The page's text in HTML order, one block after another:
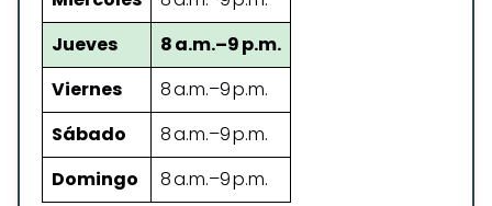
Jueves
8 a.m.–9 p.m.
Viernes
8 a.m.–9 p.m.
Sábado
8 a.m.–9 p.m.
Domingo
8 a.m.–9 p.m.